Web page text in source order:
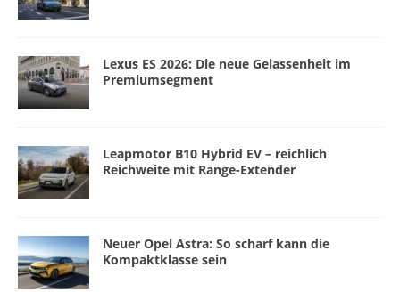
Lexus ES 2026: Die neue Gelassenheit im
Premiumsegment
Leapmotor B10 Hybrid EV – reichlich
Reichweite mit Range-Extender
Neuer Opel Astra: So scharf kann die
Kompaktklasse sein